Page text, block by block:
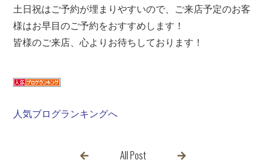
土日祝はご予約が埋まりやすいので、ご来店予定のお客
様はお早目のご予約をおすすめします！
皆様のご来店、心よりお待ちしております！
人気ブログランキングへ
All Post